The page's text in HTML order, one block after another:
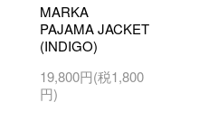
MARKA
PAJAMA JACKET
(INDIGO)
19,800円(税1,800
円)